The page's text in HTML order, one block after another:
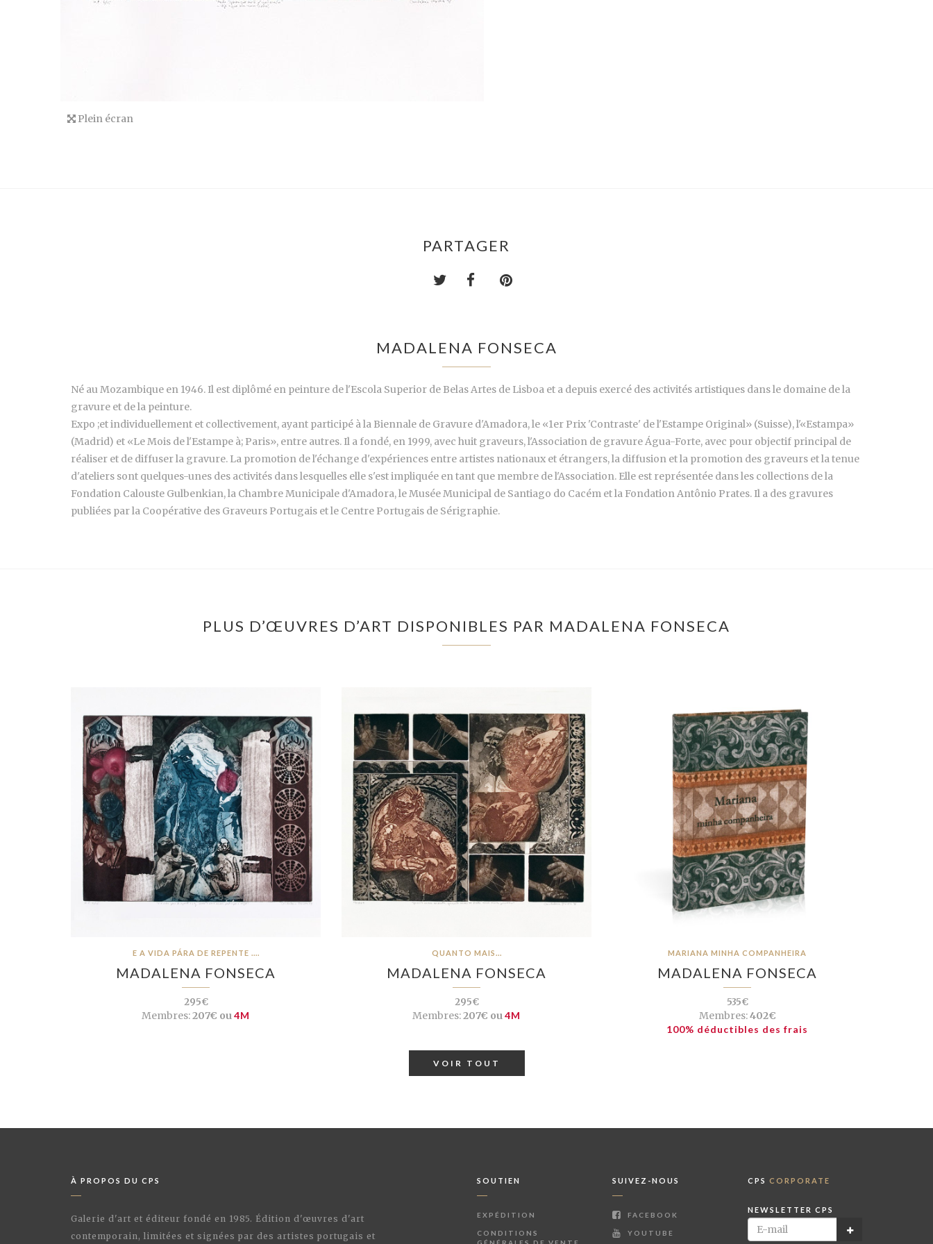
Plein écran
PARTAGER
MADALENA FONSECA
Né au Mozambique en 1946. Il est diplômé en peinture de l'Escola Superior de Belas Artes de Lisboa et a depuis exercé des activités artistiques dans le domaine de la
gravure et de la peinture.
Expo ;et individuellement et collectivement, ayant participé à la Biennale de Gravure d'Amadora, le «1er Prix 'Contraste' de l'Estampe Original» (Suisse), l'«Estampa»
(Madrid) et «Le Mois de l'Estampe à; Paris», entre autres. Il a fondé, en 1999, avec huit graveurs, l'Association de gravure Água-Forte, avec pour objectif principal de
réaliser et de diffuser la gravure. La promotion de l'échange d'expériences entre artistes nationaux et étrangers, la diffusion et la promotion des graveurs et la tenue
d'ateliers sont quelques-unes des activités dans lesquelles elle s'est impliquée en tant que membre de l'Association. Elle est représentée dans les collections de la
Fondation Calouste Gulbenkian, la Chambre Municipale d'Amadora, le Musée Municipal de Santiago do Cacém et la Fondation Antônio Prates. Il a des gravures
publiées par la Coopérative des Graveurs Portugais et le Centre Portugais de Sérigraphie.
PLUS D’ŒUVRES D’ART DISPONIBLES PAR MADALENA FONSECA
E A VIDA PÁRA DE REPENTE ....
MADALENA FONSECA
295€
Membres:207€ ou 4M
QUANTO MAIS...
MADALENA FONSECA
295€
Membres:207€ ou 4M
MARIANA MINHA COMPANHEIRA
MADALENA FONSECA
535€
Membres:402€
100% déductibles des frais
VOIR TOUT
À PROPOS DU CPS
Galerie d'art et éditeur fondé en 1985. Édition d'œuvres d'art
contemporain, limitées et signées par des artistes portugais et
SOUTIEN
EXPÉDITION
CONDITIONS
GÉNÉRALES DE VENTE
SUIVEZ-NOUS
FACEBOOK
YOUTUBE
CPS CORPORATE
NEWSLETTER CPS